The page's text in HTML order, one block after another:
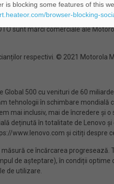
pot depinde de rețea și
sunt mărci comerciale ale
respectivi. © 2021 Motorola
Global 500 cu venituri de 60
tehnologii în schimbare
mai inclusiv, mai de încredere
deținută în totalitate de
www.lenovo.com și citiți despre
ce încărcarea
de așteptare), în condiții
de utilizare.
is blocking some features of this
browser-blocking-